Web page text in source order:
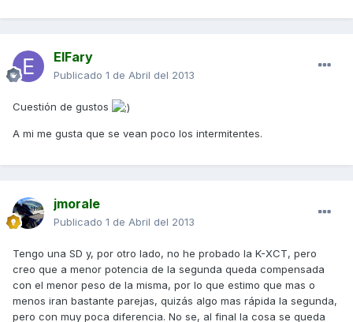
ElFary
Publicado 1 de Abril del 2013
Cuestión de gustos
A mi me gusta que se vean poco los intermitentes.
jmorale
Publicado 1 de Abril del 2013
Tengo una SD y, por otro lado, no he probado la K-XCT, pero
creo que a menor potencia de la segunda queda compensada
con el menor peso de la misma, por lo que estimo que mas o
menos iran bastante parejas, quizás algo mas rápida la segunda,
pero con muy poca diferencia. No se, al final la cosa se queda